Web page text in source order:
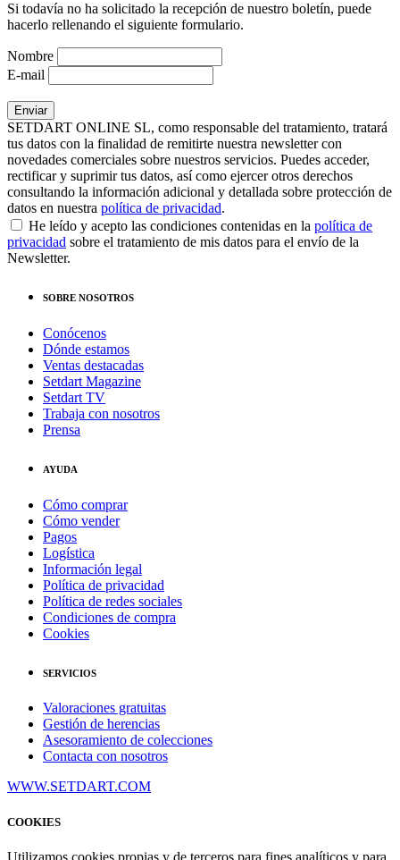
Si todavía no ha solicitado la recepción de nuestro boletín, puede
hacerlo rellenando el siguiente formulario.
Nombre
E-mail
SETDART ONLINE SL, como responsable del tratamiento, tratará
tus datos con la finalidad de remitirte nuestra newsletter con
novedades comerciales sobre nuestros servicios. Puedes acceder,
rectificar y suprimir tus datos, así como ejercer otros derechos
consultando la información adicional y detallada sobre protección de
datos en nuestra política de privacidad.
He leído y acepto las condiciones contenidas en la política de
privacidad sobre el tratamiento de mis datos para el envío de la
Newsletter.
SOBRE NOSOTROS
Conócenos
Dónde estamos
Ventas destacadas
Setdart Magazine
Setdart TV
Trabaja con nosotros
Prensa
AYUDA
Cómo comprar
Cómo vender
Pagos
Logística
Información legal
Política de privacidad
Política de redes sociales
Condiciones de compra
Cookies
SERVICIOS
Valoraciones gratuitas
Gestión de herencias
Asesoramiento de colecciones
Contacta con nosotros
WWW.SETDART.COM
COOKIES
Utilizamos cookies propias y de terceros para fines analíticos y para